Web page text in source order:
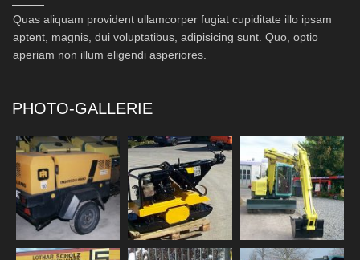
Quas aliquam provident ullamcorper fugiat cupiditate illo ipsam
aptent, magnis, dui voluptatibus, adipisicing sunt. Quo, optio
aperiam non illum eligendi asperiores.
PHOTO-GALLERIE